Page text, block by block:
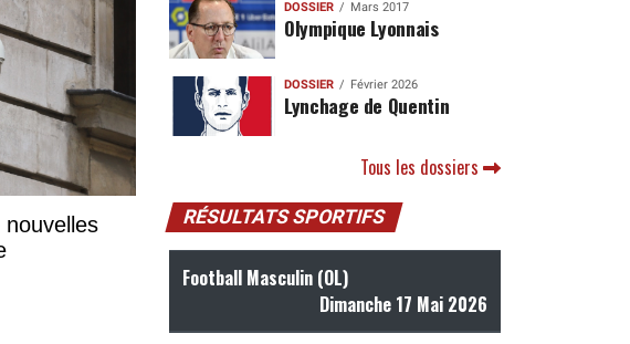
DOSSIER Mars 2017
Olympique Lyonnais
DOSSIER Février 2026
Lynchage de Quentin
Tous les dossiers
RÉSULTATS SPORTIFS
Football Masculin (OL)
Dimanche 17 Mai 2026